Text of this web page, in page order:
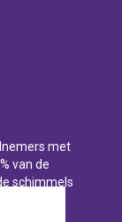
met
van de
schimmels